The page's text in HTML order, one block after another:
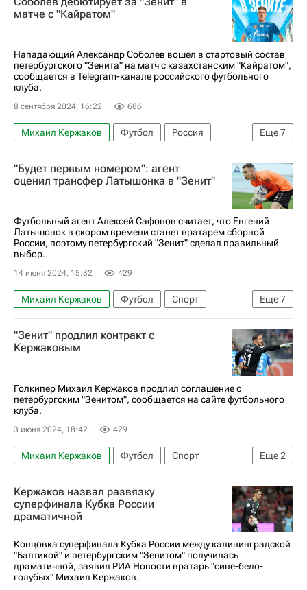
Товарищеские матчи
матче с "Кайратом"
Нападающий Александр Соболев вошел в стартовый состав
петербургского "Зенита" на матч с казахстанским "Кайратом",
сообщается в Telegram-канале российского футбольного
клуба.
8 сентября 2024, 16:22 686
Еще7
Михаил Кержаков Футбол
Россия
Александр Соболев
Анатолий Тимощук
Зенит
Кайрат Спартак Москва
Спорт
"Будет первым номером": агент
оценил трансфер Латышонка в "Зенит"
Футбольный агент Алексей Сафонов считает, что Евгений
Латышонок в скором времени станет вратарем сборной
России, поэтому петербургский "Зенит" сделал правильный
выбор.
14 июня 2024, 15:32 429
Еще7
Михаил Кержаков Футбол
Спорт
Россия
Алексей Сафонов
Зенит
Балтика
Евгений Латышонок
Трансферы
"Зенит" продлил контракт с
Кержаковым
Голкипер Михаил Кержаков продлил соглашение с
петербургским "Зенитом", сообщается на сайте футбольного
клуба.
3 июня 2024, 18:42 429
Еще2
Михаил Кержаков Футбол
Спорт
Россия
Зенит
Кержаков назвал развязку
суперфинала Кубка России
драматичной
Концовка суперфинала Кубка России между калининградской
"Балтикой" и петербургским "Зенитом" получилась
драматичной, заявил РИА Новости вратарь "сине-бело-
голубых" Михаил Кержаков.